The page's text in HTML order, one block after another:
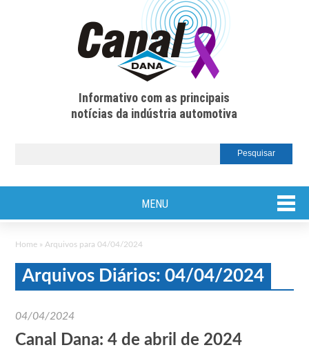
Informativo com as principais
notícias da indústria automotiva
MENU
Home » Arquivos para 04/04/2024
Arquivos Diários: 04/04/2024
04/04/2024
Canal Dana: 4 de abril de 2024